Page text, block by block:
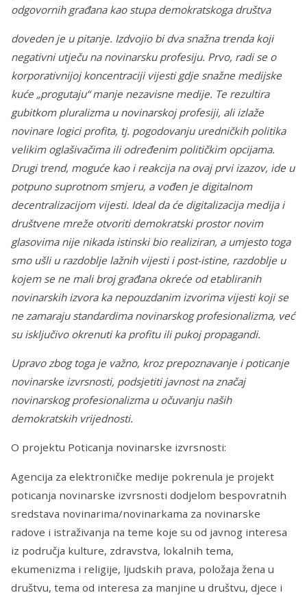
odgovornih građana kao stupa demokratskoga društva
doveden je u pitanje. Izdvojio bi dva snažna trenda koji
negativni utječu na novinarsku profesiju. Prvo, radi se o
korporativnijoj koncentraciji vijesti gdje snažne medijske
kuće „progutaju“ manje nezavisne medije. Te rezultira
gubitkom pluralizma u novinarskoj profesiji, ali izlaže
novinare logici profita, tj. pogodovanju uredničkih politika
velikim oglašivačima ili određenim političkim opcijama.
Drugi trend, moguće kao i reakcija na ovaj prvi izazov, ide u
potpuno suprotnom smjeru, a vođen je digitalnom
decentralizacijom vijesti. Ideal da će digitalizacija medija i
društvene mreže otvoriti demokratski prostor novim
glasovima nije nikada istinski bio realiziran, a umjesto toga
smo ušli u razdoblje lažnih vijesti i post-istine, razdoblje u
kojem se ne mali broj građana okreće od etabliranih
novinarskih izvora ka nepouzdanim izvorima vijesti koji se
ne zamaraju standardima novinarskog profesionalizma, već
su isključivo okrenuti ka profitu ili pukoj propagandi.
Upravo zbog toga je važno, kroz prepoznavanje i poticanje
novinarske izvrsnosti, podsjetiti javnost na značaj
novinarskog profesionalizma u očuvanju naših
demokratskih vrijednosti.
O projektu Poticanja novinarske izvrsnosti:
Agencija za elektroničke medije pokrenula je projekt
poticanja novinarske izvrsnosti dodjelom bespovratnih
sredstava novinarima/novinarkama za novinarske
radove i istraživanja na teme koje su od javnog interesa
iz područja kulture, zdravstva, lokalnih tema,
ekumenizma i religije, ljudskih prava, položaja žena u
društvu, tema od interesa za manjine u društvu, djece i